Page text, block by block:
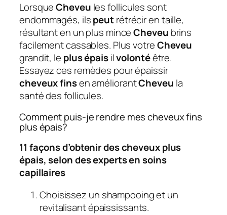
LorsqueCheveu les follicules sont
endommagés, ilspeutrétrécir en taille,
résultant en un plus minceCheveu brins
facilement cassables. Plus votreCheveu
grandit, le plus épaisilvolontéêtre.
Essayez ces remèdes pour épaissir
cheveux finsen améliorantCheveu la
santé des follicules.
Comment puis-je rendre mes cheveux fins
plus épais?
11 façons d’obtenir des cheveux plus
épais, selon des experts en soins
capillaires
Choisissez un shampooing et un
revitalisant épaississants.